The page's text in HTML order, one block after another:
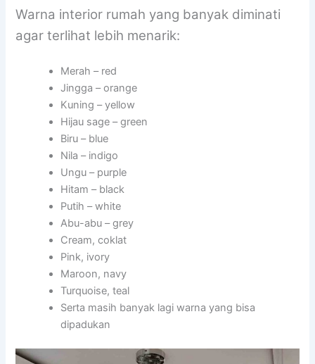
Warna interior rumah yang banyak diminati
agar terlihat lebih menarik:
Merah – red
Jingga – orange
Kuning – yellow
Hijau sage – green
Biru – blue
Nila – indigo
Ungu – purple
Hitam – black
Putih – white
Abu-abu – grey
Cream, coklat
Pink, ivory
Maroon, navy
Turquoise, teal
Serta masih banyak lagi warna yang bisa
dipadukan